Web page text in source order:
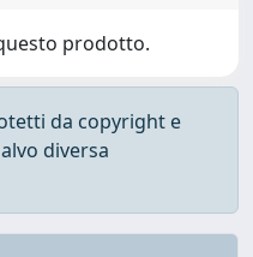
prodotto.
da copyright e
diversa